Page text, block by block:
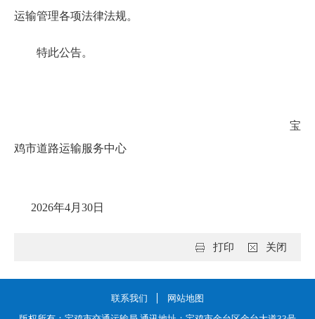
运输管理各项法律法规。
特此公告。
宝
鸡市道路运输服务中心
2026年4月30日
关闭
打印
联系我们
网站地图